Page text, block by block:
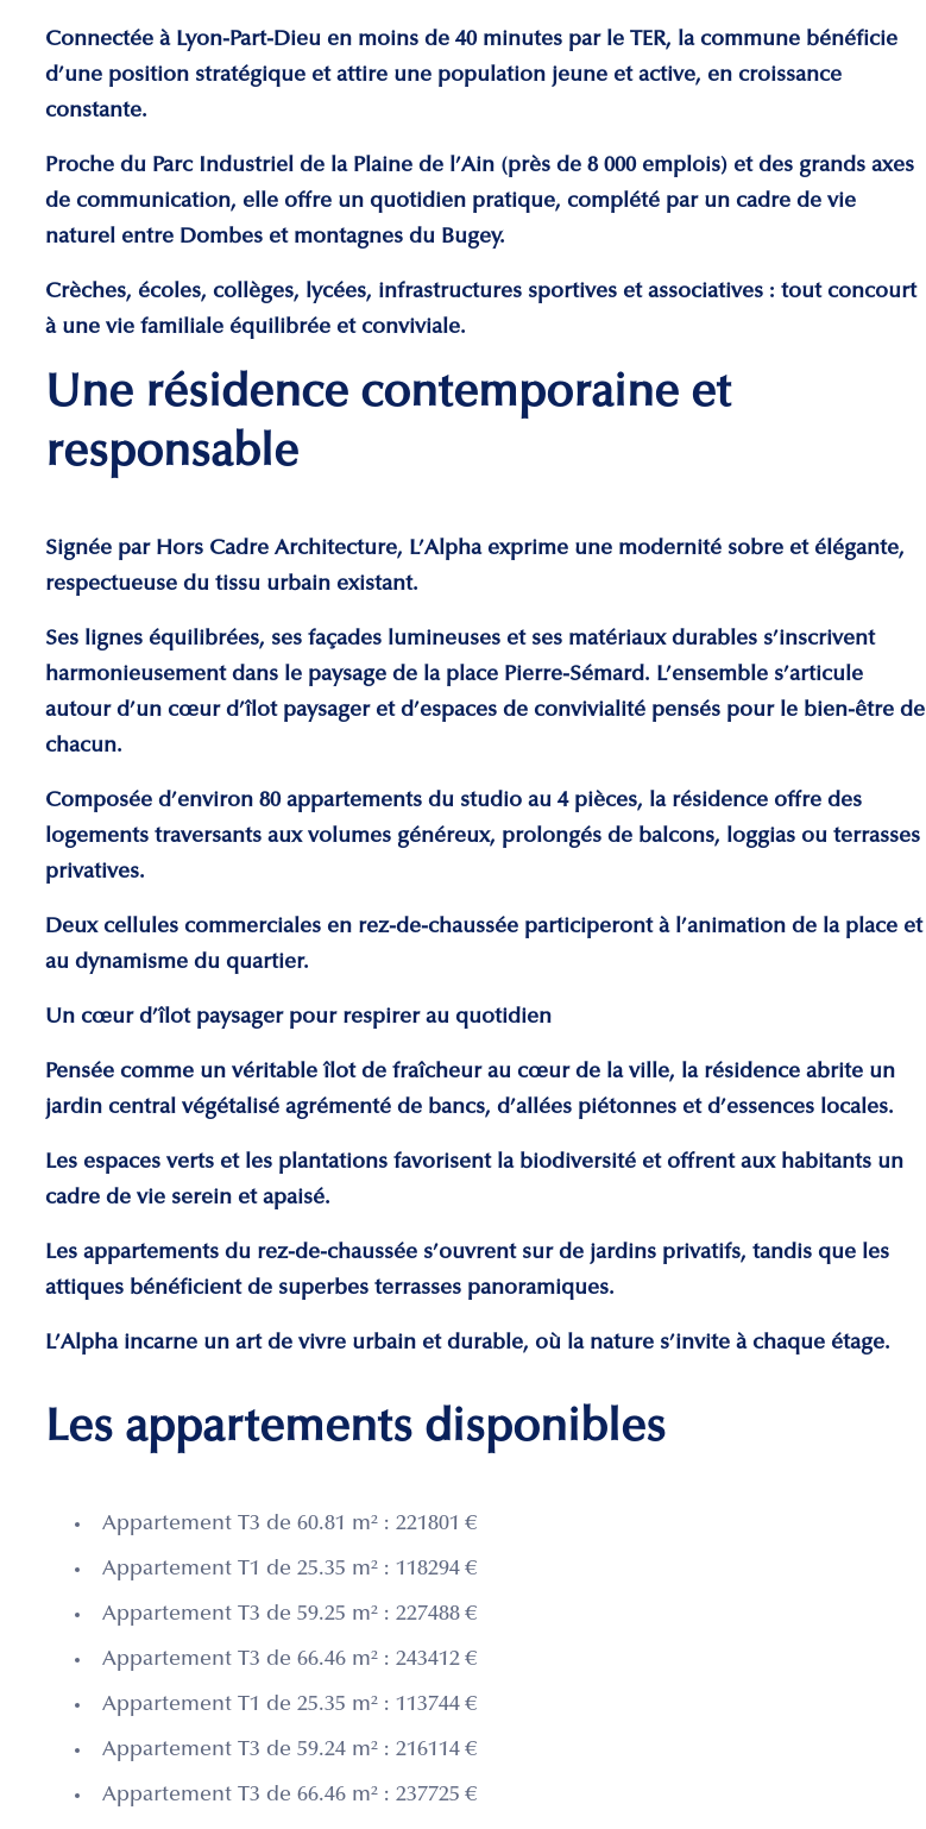
Connectée à Lyon-Part-Dieu en moins de 40 minutes par le TER, la commune bénéficie
d’une position stratégique et attire une population jeune et active, en croissance
constante.
Proche du Parc Industriel de la Plaine de l’Ain (près de 8 000 emplois) et des grands axes
de communication, elle offre un quotidien pratique, complété par un cadre de vie
naturel entre Dombes et montagnes du Bugey.
Crèches, écoles, collèges, lycées, infrastructures sportives et associatives : tout concourt
à une vie familiale équilibrée et conviviale.
Une résidence contemporaine et
responsable
Signée par Hors Cadre Architecture, L’Alpha exprime une modernité sobre et élégante,
respectueuse du tissu urbain existant.
Ses lignes équilibrées, ses façades lumineuses et ses matériaux durables s’inscrivent
harmonieusement dans le paysage de la place Pierre-Sémard. L’ensemble s’articule
autour d’un cœur d’îlot paysager et d’espaces de convivialité pensés pour le bien-être de
chacun.
Composée d’environ 80 appartements du studio au 4 pièces, la résidence offre des
logements traversants aux volumes généreux, prolongés de balcons, loggias ou terrasses
privatives.
Deux cellules commerciales en rez-de-chaussée participeront à l’animation de la place et
au dynamisme du quartier.
Un cœur d’îlot paysager pour respirer au quotidien
Pensée comme un véritable îlot de fraîcheur au cœur de la ville, la résidence abrite un
jardin central végétalisé agrémenté de bancs, d’allées piétonnes et d’essences locales.
Les espaces verts et les plantations favorisent la biodiversité et offrent aux habitants un
cadre de vie serein et apaisé.
Les appartements du rez-de-chaussée s’ouvrent sur de jardins privatifs, tandis que les
attiques bénéficient de superbes terrasses panoramiques.
L’Alpha incarne un art de vivre urbain et durable, où la nature s’invite à chaque étage.
Les appartements disponibles
Appartement T3 de 60.81 m² : 221801 €
Appartement T1 de 25.35 m² : 118294 €
Appartement T3 de 59.25 m² : 227488 €
Appartement T3 de 66.46 m² : 243412 €
Appartement T1 de 25.35 m² : 113744 €
Appartement T3 de 59.24 m² : 216114 €
Appartement T3 de 66.46 m² : 237725 €